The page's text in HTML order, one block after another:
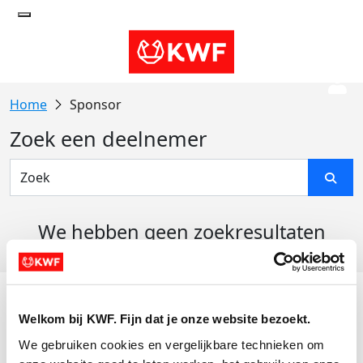
Welkom bij KWF. Fijn dat je onze website bezoekt.
We gebruiken cookies en vergelijkbare technieken om
Sponsor
Zoek een deelnemer
We hebben geen zoekresultaten
Actiematerialen
Evenementen